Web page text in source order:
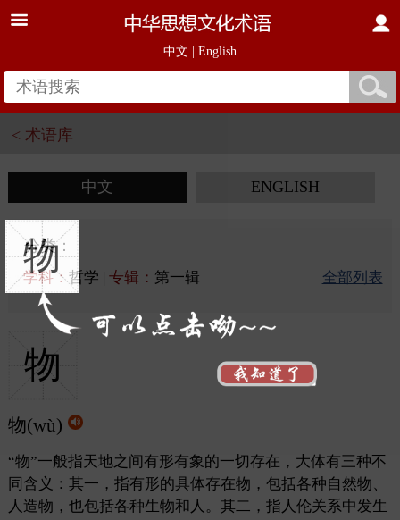
中文 English
物
< 术语库
中文 ENGLISH
分类：
学科：哲学 专辑： 第一辑 全部列表
物
物(wù)
“物”一般指天地之间有形有象的一切存在，大体有三种不
同含义：其一，指有形的具体存在物，包括各种自然物、
人造物，也包括各种生物和人。其二，指人伦关系中发生